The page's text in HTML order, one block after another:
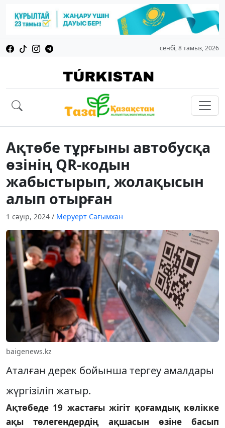
сенбі, 8 тамыз, 2026
Ақтөбе тұрғыны автобусқа
өзінің QR-кодын
жабыстырып, жолақысын
алып отырған
1 сәуір, 2024 / Меруерт Сағымхан
baigenews.kz
Аталған дерек бойынша тергеу амалдары
жүргізіліп жатыр.
Ақтөбеде 19 жастағы жігіт қоғамдық көлікке
ақы төлегендердің ақшасын өзіне басып